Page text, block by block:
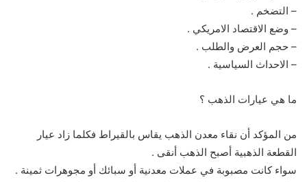
– التضخم .
– وضع الاقتصاد الامريكي .
– حجم العرض والطلب .
– الاحداث السياسية .
ما هي عيارات الذهب ؟
من المؤكد أن نقاء معدن الذهب يقاس بالقيراط فكلما زاد عيار
القطعة الذهبية أصبح الذهب أنقى .
سواء كانت مصبوبة في عملات معدنية أو سبائك أو مجوهرات ثمينة .